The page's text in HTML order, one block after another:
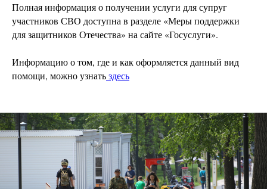
Полная информация о получении услуги для супруг
участников СВО доступна в разделе «Меры поддержки
для защитников Отечества» на сайте «Госуслуги».
Информацию о том, где и как оформляется данный вид
помощи, можно узнатьздесь